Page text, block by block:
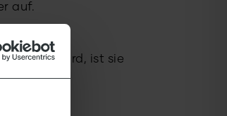
auf.
wird, ist sie